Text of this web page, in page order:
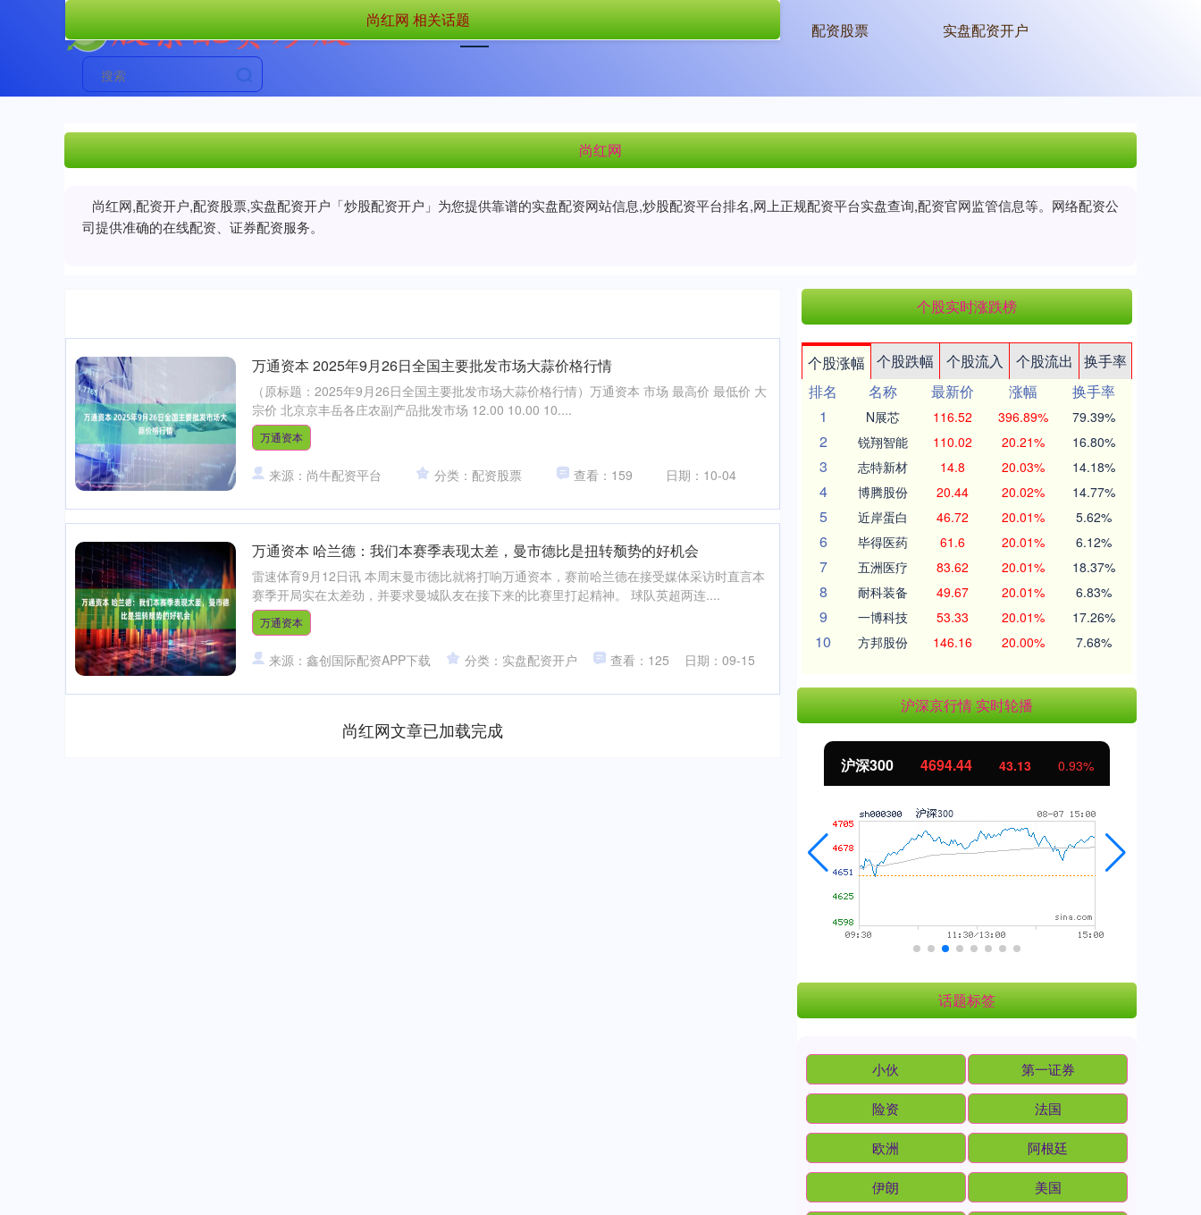
首页 尚红网 配资开户 配资股票 实盘配资开户
尚红网
尚红网,配资开户,配资股票,实盘配资开户「炒股配资开户」为您提供靠谱的实盘配资网站信息,炒股配资平台排名,网上正规配资平台实盘查询,配资官网监管信息等。网络配资公
司提供准确的在线配资、证券配资服务。
尚红网 相关话题
万通资本 2025年9月26日全国主要批发市场大蒜价格行情
（原标题：2025年9月26日全国主要批发市场大蒜价格行情）万通资本 市场 最高价 最低价 大
宗价 北京京丰岳各庄农副产品批发市场 12.00 10.00 10....
万通资本
来源：尚牛配资平台 分类：配资股票 查看：159 日期：10-04
万通资本 哈兰德：我们本赛季表现太差，曼市德比是扭转颓势的好机会
雷速体育9月12日讯 本周末曼市德比就将打响万通资本，赛前哈兰德在接受媒体采访时直言本
赛季开局实在太差劲，并要求曼城队友在接下来的比赛里打起精神。 球队英超两连....
万通资本
来源：鑫创国际配资APP下载 分类：实盘配资开户 查看：125 日期：09-15
尚红网文章已加载完成
个股实时涨跌榜
个股涨幅 个股跌幅 个股流入 个股流出
换手率
排名
名称 最新价 涨幅
换手率
1
N展芯 116.52 396.89% 79.39%
2 锐翔智能 110.02 20.21% 16.80%
3 志特新材 14.8 20.03% 14.18%
4 博腾股份 20.44 20.02% 14.77%
5 近岸蛋白 46.72 20.01% 5.62%
6 毕得医药 61.6 20.01% 6.12%
7 五洲医疗 83.62 20.01% 18.37%
8 耐科装备 49.67 20.01% 6.83%
9 一博科技 53.33 20.01% 17.26%
10 方邦股份 146.16 20.00% 7.68%
沪深京行情 实时轮播
沪深300 4694.44 43.13 0.93%
话题标签
小伙 第一证券
险资 法国
欧洲 阿根廷
伊朗 美国